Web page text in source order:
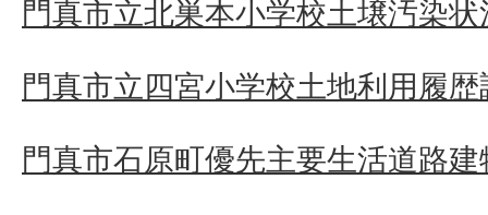
門真市立北巣本小学校土壌汚染
門真市立四宮小学校土地利用履
門真市石原町優先主要生活道路